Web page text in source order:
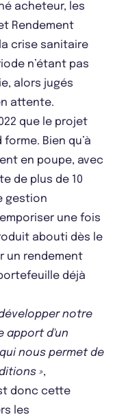
acheteur, les
Rendement
crise sanitaire
n’étant pas
alors jugés
attente.
que le projet
Bien qu’à
en poupe, avec
de plus de 10
gestion
une fois
abouti dès le
un rendement
déjà
notre
apport d'un
nous permet de
»,
donc cette
les